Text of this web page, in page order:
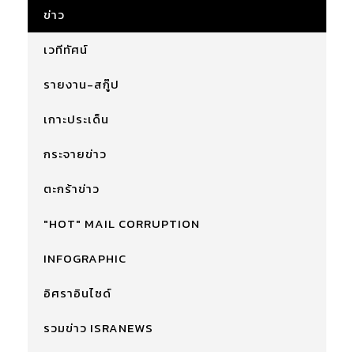
ข่าว
เวทีทัศน์
รายงาน-สกู๊ป
เกาะประเด็น
กระจายข่าว
ตะกร้าข่าว
"HOT" MAIL CORRUPTION
INFOGRAPHIC
อิศราอินไซด์
รวมข่าว ISRANEWS